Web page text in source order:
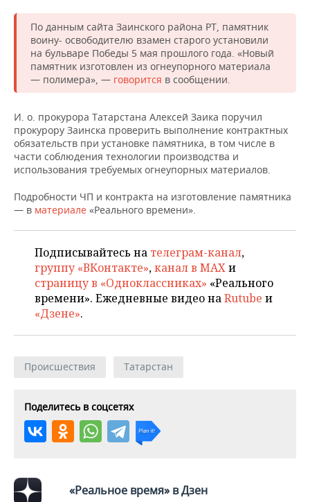
ТЕЛЕКОММУНИКАЦИИ
БИЗНЕС-БРАНЧИ
ONLINE-КОНФЕРЕНЦИИ
ОТКРЫТАЯ ЛЕКЦИЯ
ФУТБОЛ
ХОККЕЙ
БАСКЕТБОЛ
КИБЕРСПОРТ
ФИГУРНОЕ КАТАНИЕ
ВОДНЫЕ ВИДЫ СПОРТА
НОВОСТИ ОБЩЕСТВА
ВЛАСТЬ
ИНФРАСТРУКТУРА
КУЛЬТУРА
МЕДИЦИНА
ОБРАЗОВАНИЕ
ФОТОГАЛЕРЕЯ
СЮЖЕТЫ
СПРАВОЧНИК
СПИСОК КОМПАНИЙ
По данным сайта Заинского района РТ, памятник
воину- освободителю взамен старого установили
на бульваре Победы 5 мая прошлого года. «Новый
памятник изготовлен из огнеупорного материала
— полимера», — говорится в сообщении.
И. о. прокурора Татарстана Алексей Заика поручил
прокурору Заинска проверить выполнение контрактных
обязательств при установке памятника, в том числе в
части соблюдения технологии производства и
использования требуемых огнеупорных материалов.
Подробности ЧП и контракта на изготовление памятника
— в материале «Реального времени».
Подписывайтесь на телеграм-канал,
группу «ВКонтакте»,канал в MAXи
страницу в «Одноклассниках» «Реального
времени». Ежедневные видео наRutube и
«Дзене».
Происшествия Татарстан
Поделитесь в соцсетях
«Реальное время» в Дзен